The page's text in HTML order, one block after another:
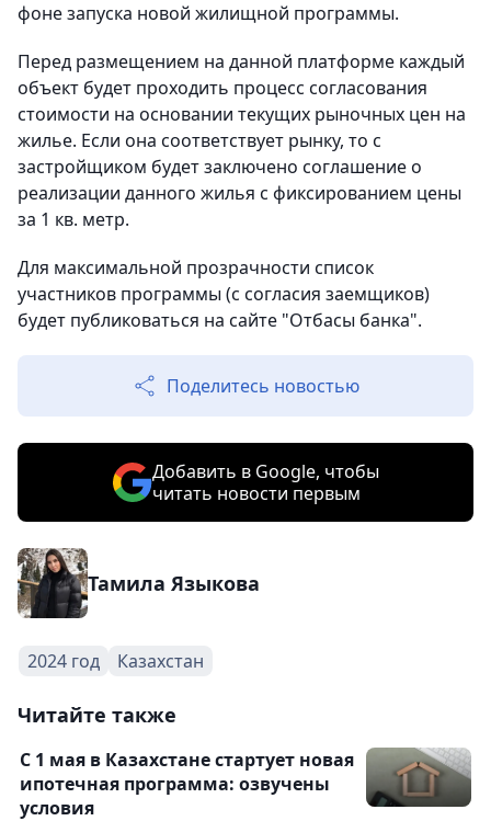
фоне запуска новой жилищной программы.
Перед размещением на данной платформе каждый
объект будет проходить процесс согласования
стоимости на основании текущих рыночных цен на
жилье. Если она соответствует рынку, то с
застройщиком будет заключено соглашение о
реализации данного жилья с фиксированием цены
за 1 кв. метр.
Для максимальной прозрачности список
участников программы (с согласия заемщиков)
будет публиковаться на сайте "Отбасы банка".
Поделитесь новостью
Добавить в Google, чтобы
читать новости первым
Тамила Языкова
2024 год Казахстан
Читайте также
С 1 мая в Казахстане стартует новая
ипотечная программа: озвучены
условия